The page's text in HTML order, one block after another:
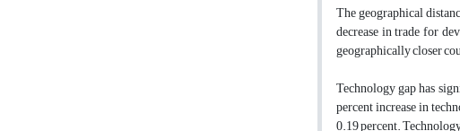
The geographical
decrease in trade for
geographically closer
Technology gap has
percent increase in